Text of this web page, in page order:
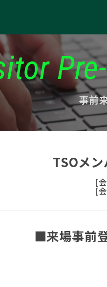
事前
TSOメ
[
[
■来場事前